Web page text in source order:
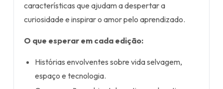
características que ajudam a despertar a
curiosidade e inspirar o amor pelo aprendizado.
O que esperar em cada edição:
Histórias envolventes sobre vida selvagem,
espaço e tecnologia.